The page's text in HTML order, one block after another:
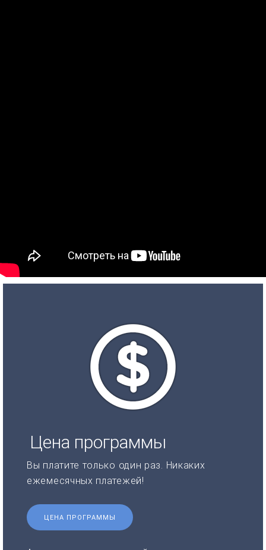
Цена программы
Вы платите только один раз. Никаких
ежемесячных платежей!
ЦЕНА ПРОГРАММЫ